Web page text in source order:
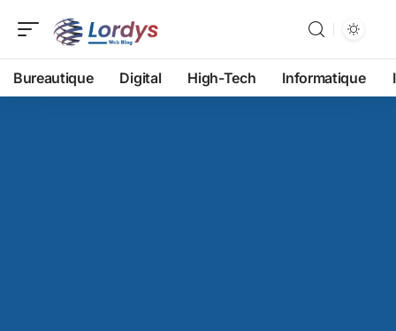
Bureautique Digital High-Tech Informatique